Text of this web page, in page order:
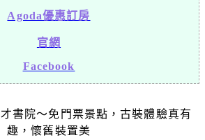
Agoda優惠訂房
官網
Facebook